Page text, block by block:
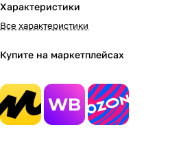
Характеристики
Все характеристики
Купите на маркетплейсах